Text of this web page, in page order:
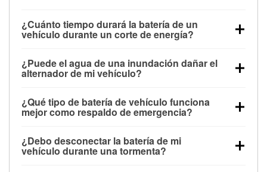
¿Cuánto tiempo durará la batería de un
vehículo durante un corte de energía?
alimentar pequeños accesorios durante un tiempo
limitado, pero el uso repetido sin conducir el vehículo
contar con un equipo de carga de respaldo para
cortes prolongados.
¿Puede el agua de una inundación dañar el
alternador de mi vehículo?
parte baja del compartimento del motor y pueden
dañarse si se sumergen, lo que puede provocar una
días después de la exposición.
¿Qué tipo de batería de vehículo funciona
mejor como respaldo de emergencia?
para aplicaciones de ciclo profundo porque son
selladas, resistentes a las vibraciones y más
¿Debo desconectar la batería de mi
vehículo durante una tormenta?